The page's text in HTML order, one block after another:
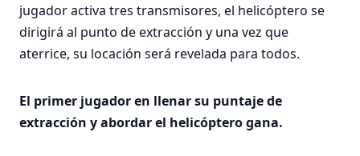
jugador activa tres transmisores, el helicóptero se
dirigirá al punto de extracción y una vez que
aterrice, su locación será revelada para todos.
El primer jugador en llenar su puntaje de
extracción y abordar el helicóptero gana.